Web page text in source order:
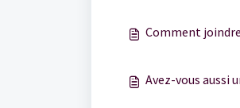
Comment
Avez-vous aussi